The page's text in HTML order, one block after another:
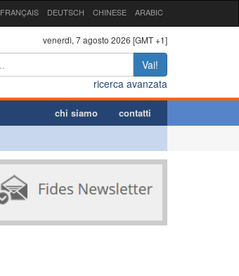
FRANÇAIS DEUTSCH CHINESE ARABIC
venerdì, 7 agosto 2026 [GMT +1]
Vai!
ricerca avanzata
chi siamo contatti